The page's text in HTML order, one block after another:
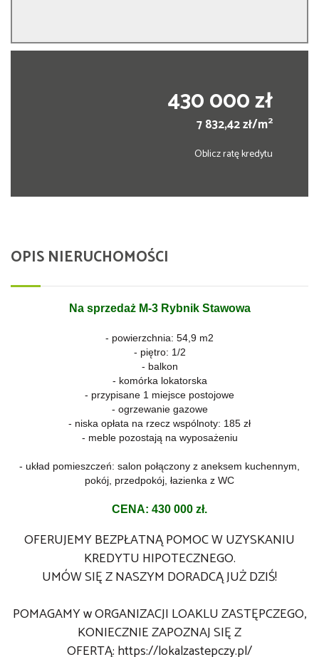
430 000 zł
7 832,42 zł/m2
Oblicz ratę kredytu
OPIS NIERUCHOMOŚCI
Na sprzedaż M-3 Rybnik Stawowa
- powierzchnia: 54,9 m2
- piętro: 1/2
- balkon
- komórka lokatorska
- przypisane 1 miejsce postojowe
- ogrzewanie gazowe
- niska opłata na rzecz wspólnoty: 185 zł
- meble pozostają na wyposażeniu
- układ pomieszczeń: salon połączony z aneksem kuchennym,
pokój, przedpokój, łazienka z WC
CENA: 430 000 zł.
OFERUJEMY BEZPŁATNĄ POMOC W UZYSKANIU
KREDYTU HIPOTECZNEGO.
UMÓW SIĘ Z NASZYM DORADCĄ JUŻ DZIŚ!
POMAGAMY w ORGANIZACJI LOAKLU ZASTĘPCZEGO,
KONIECZNIE ZAPOZNAJ SIĘ Z
OFERTĄ: https://lokalzastepczy.pl/